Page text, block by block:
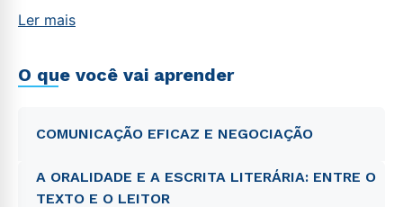
Ler mais
O que você vai aprender
COMUNICAÇÃO EFICAZ E NEGOCIAÇÃO
A ORALIDADE E A ESCRITA LITERÁRIA: ENTRE O
TEXTO E O LEITOR